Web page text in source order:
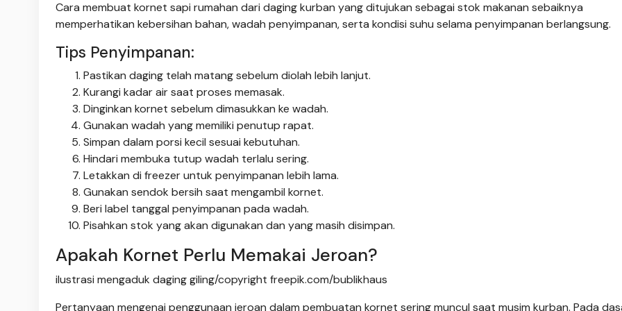
Cara membuat kornet sapi rumahan dari daging kurban yang ditujukan sebagai stok makanan sebaiknya
memperhatikan kebersihan bahan, wadah penyimpanan, serta kondisi suhu selama penyimpanan berlangsung.
Tips Penyimpanan:
Pastikan daging telah matang sebelum diolah lebih lanjut.
Kurangi kadar air saat proses memasak.
Dinginkan kornet sebelum dimasukkan ke wadah.
Gunakan wadah yang memiliki penutup rapat.
Simpan dalam porsi kecil sesuai kebutuhan.
Hindari membuka tutup wadah terlalu sering.
Letakkan di freezer untuk penyimpanan lebih lama.
Gunakan sendok bersih saat mengambil kornet.
Beri label tanggal penyimpanan pada wadah.
Pisahkan stok yang akan digunakan dan yang masih disimpan.
Apakah Kornet Perlu Memakai Jeroan?
ilustrasi mengaduk daging giling/copyright freepik.com/bublikhaus
Pertanyaan mengenai penggunaan jeroan dalam pembuatan kornet sering muncul saat musim kurban. Pada